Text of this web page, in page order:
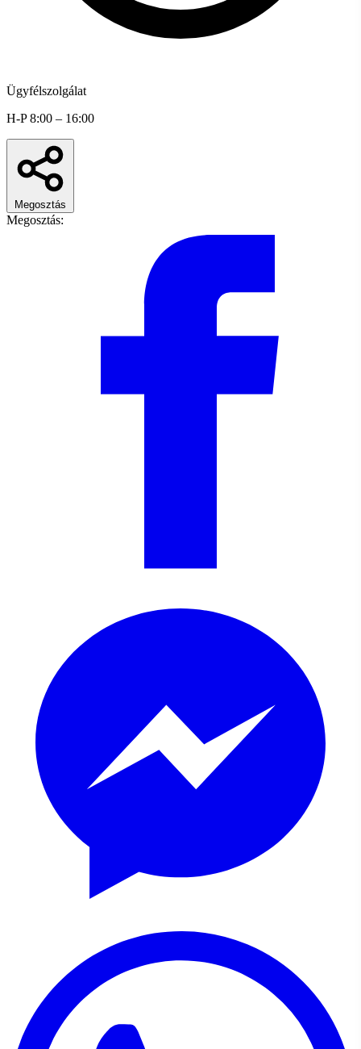
Ügyfélszolgálat
H-P 8:00 – 16:00
Megosztás
Megosztás: